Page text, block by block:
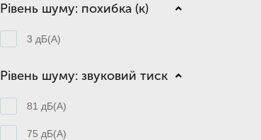
Рівень шуму: похибка (к)
3 дБ(А)
Рівень шуму: звуковий тиск
81 дБ(А)
75 дБ(А)